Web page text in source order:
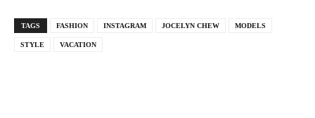
TAGS FASHION INSTAGRAM JOCELYN CHEW MODELS
STYLE VACATION